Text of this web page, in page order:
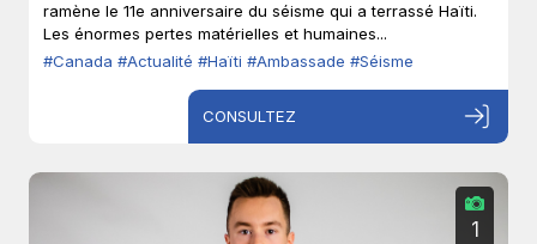
ramène le 11e anniversaire du séisme qui a terrassé Haïti.
Les énormes pertes matérielles et humaines...
#Canada #Actualité #Haïti #Ambassade #Séisme
CONSULTEZ
1